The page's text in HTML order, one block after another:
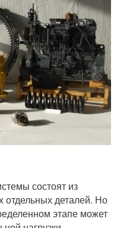
состоят из
отдельных деталей. Но
этапе может